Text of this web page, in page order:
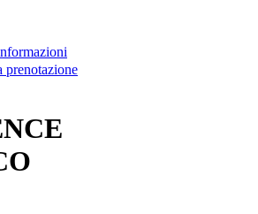
prenotazione